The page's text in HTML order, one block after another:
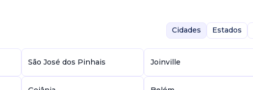
Cidades Estados
São José dos Pinhais Joinville